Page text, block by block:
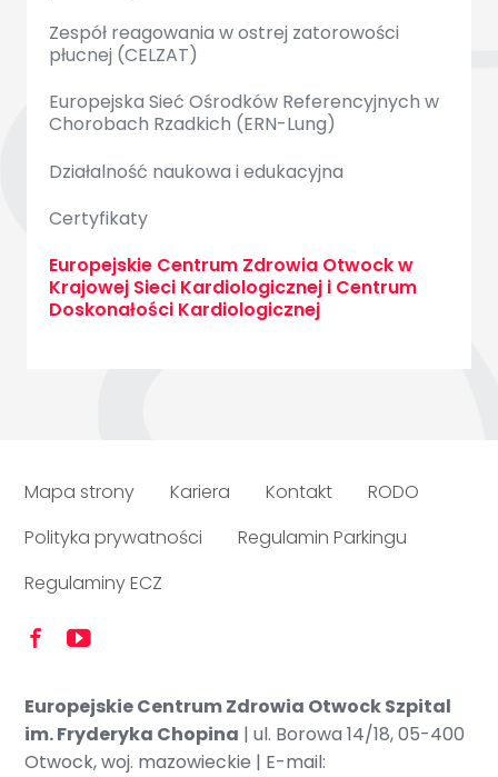
Zespół reagowania w ostrej zatorowości
płucnej (CELZAT)
Europejska Sieć Ośrodków Referencyjnych w
Chorobach Rzadkich (ERN-Lung)
Działalność naukowa i edukacyjna
Certyfikaty
Europejskie Centrum Zdrowia Otwock w
Krajowej Sieci Kardiologicznej i Centrum
Doskonałości Kardiologicznej
Mapa strony Kariera Kontakt
RODO
Polityka prywatności
Regulamin Parkingu
Regulaminy ECZ
 
Europejskie Centrum Zdrowia Otwock Szpital
im. Fryderyka Chopina | ul. Borowa 14/18, 05-400
Otwock, woj. mazowieckie | E-mail: